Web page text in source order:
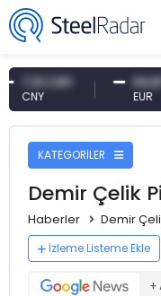
CNY 54,87 EUR
KATEGORİLER
Demir Çelik
Haberler Demir
İzleme Listeme Ekle
+